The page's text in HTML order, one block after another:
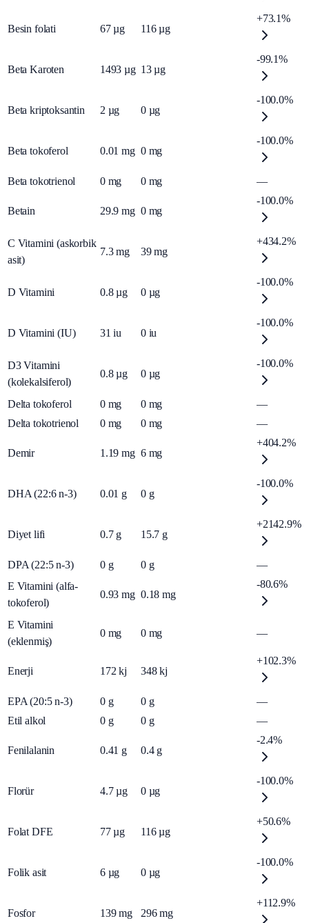
Besin folati 67 µg 116 µg
+73.1%
Beta Karoten 1493 µg 13 µg
-99.1%
Beta kriptoksantin 2 µg 0 µg
-100.0%
Beta tokoferol 0.01 mg 0 mg
-100.0%
Beta tokotrienol 0 mg 0 mg —
Betain 29.9 mg 0 mg
-100.0%
C Vitamini (askorbik
asit)
7.3 mg 39 mg
+434.2%
D Vitamini 0.8 µg 0 µg
-100.0%
D Vitamini (IU) 31 iu 0 iu
-100.0%
D3 Vitamini
(kolekalsiferol)
0.8 µg 0 µg
-100.0%
Delta tokoferol 0 mg 0 mg
—
Delta tokotrienol
0 mg 0 mg —
Demir 1.19 mg 6 mg
+404.2%
DHA (22:6 n-3) 0.01 g 0 g
-100.0%
Diyet lifi 0.7 g 15.7 g
+2142.9%
DPA (22:5 n-3) 0 g 0 g
—
E Vitamini (alfa-
tokoferol)
0.93 mg 0.18 mg
-80.6%
E Vitamini
(eklenmiş)
0 mg 0 mg —
Enerji 172 kj 348 kj
+102.3%
EPA (20:5 n-3) 0 g 0 g
—
Etil alkol
0 g 0 g —
Fenilalanin 0.41 g 0.4 g
-2.4%
Florür 4.7 µg 0 µg
-100.0%
Folat DFE 77 µg 116 µg
+50.6%
Folik asit 6 µg 0 µg
-100.0%
Fosfor 139 mg 296 mg
+112.9%